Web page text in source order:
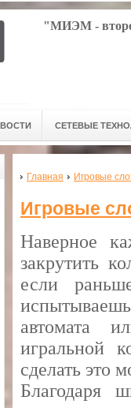
"МИЭМ -
СЕТЕВЫЕ
Главная Игровые
Игровые
Наверное
закрутить
если
автомата
игральной
сделать это
Благодаря